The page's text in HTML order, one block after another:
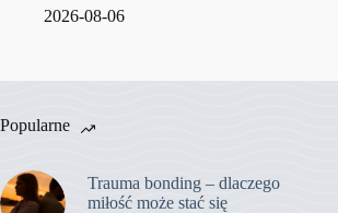
2026-08-06
Popularne
Trauma bonding – dlaczego
miłość może stać się